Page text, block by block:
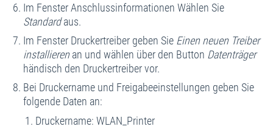
Im Fenster Anschlussinformationen Wählen Sie
Standardaus.
Im Fenster Druckertreiber geben Sie Einen neuen Treiber
installierenan und wählen über den Button Datenträger
händisch den Druckertreiber vor.
Bei Druckername und Freigabeeinstellungen geben Sie
folgende Daten an:
Druckername: WLAN_Printer